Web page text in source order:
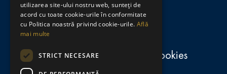
consumă-responsabil.ro
Politica de confidențialitate și cookies
utilizarea site-ului nostru web, sunteți de
acord cu toate cookie-urile în conformitate
cu Politica noastră privind cookie-urile. Află
mai multe
STRICT NECESARE